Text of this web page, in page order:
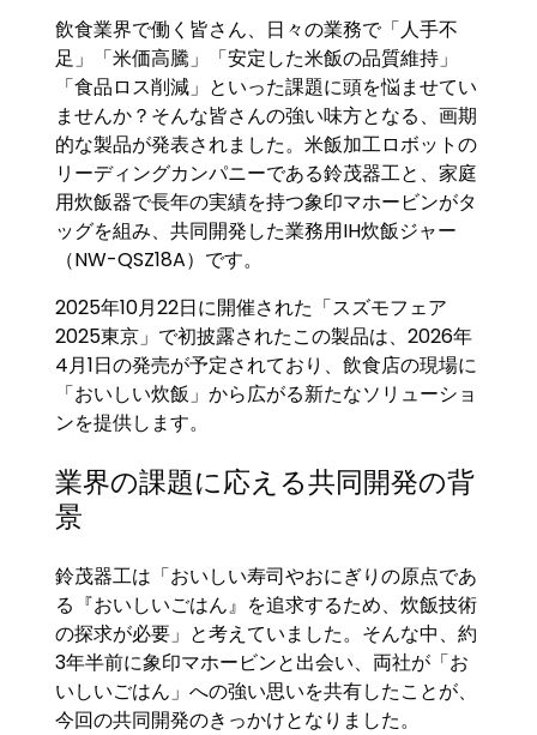
飲食業界で働く皆さん、日々の業務で「人手不
足」「米価高騰」「安定した米飯の品質維持」
「食品ロス削減」といった課題に頭を悩ませてい
ませんか？そんな皆さんの強い味方となる、画期
的な製品が発表されました。米飯加工ロボットの
リーディングカンパニーである鈴茂器工と、家庭
用炊飯器で長年の実績を持つ象印マホービンがタ
ッグを組み、共同開発した業務用IH炊飯ジャー
（NW-QSZ18A）です。
2025年10月22日に開催された「スズモフェア
2025東京」で初披露されたこの製品は、2026年
4月1日の発売が予定されており、飲食店の現場に
「おいしい炊飯」から広がる新たなソリューショ
ンを提供します。
業界の課題に応える共同開発の背
景
鈴茂器工は「おいしい寿司やおにぎりの原点であ
る『おいしいごはん』を追求するため、炊飯技術
の探求が必要」と考えていました。そんな中、約
3年半前に象印マホービンと出会い、両社が「お
いしいごはん」への強い思いを共有したことが、
今回の共同開発のきっかけとなりました。